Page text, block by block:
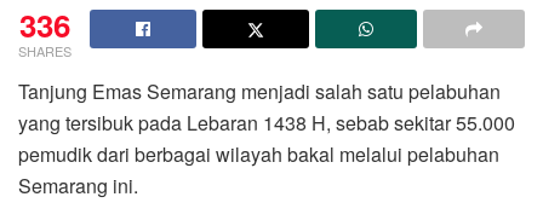
336
SHARES
Tanjung Emas Semarang menjadi salah satu pelabuhan
yang tersibuk pada Lebaran 1438 H, sebab sekitar 55.000
pemudik dari berbagai wilayah bakal melalui pelabuhan
Semarang ini.